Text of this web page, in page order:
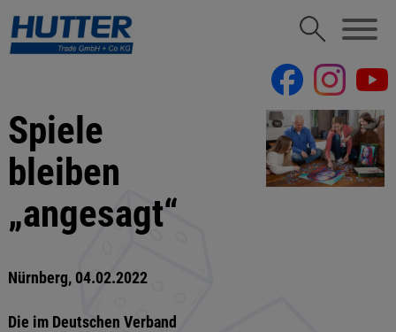
Spiele
bleiben
„angesagt“
Nürnberg, 04.02.2022
Die im Deutschen Verband